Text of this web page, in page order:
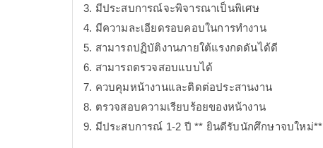
3. มีประสบการณ์จะพิจารณาเป็นพิเศษ
4. มีความละเอียดรอบคอบในการทำงาน
5. สามารถปฏิบัติงานภายใต้แรงกดดันได้ดี
6. สามารถตรวจสอบแบบได้
7. ควบคุมหน้างานและติดต่อประสานงาน
8. ตรวจสอบความเรียบร้อยของหน้างาน
9. มีประสบการณ์ 1-2 ปี ** ยินดีรับนักศึกษาจบใหม่**